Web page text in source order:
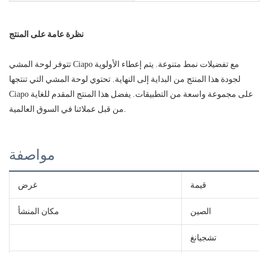
نظرة عامة على المنتج
تتوفر لوحة المشي Ciapo مع تفضيلات نمط متنوعة. يتم إعطاء الأولوية
لجودة هذا المنتج من البداية إلى النهاية. تحتوي لوحة المشي التي تنتجها
Ciapo على مجموعة واسعة من التطبيقات. يفضل هذا المنتج المقدم للغاية
مواصفة
غرض قيمة
مكان المنشأ الصين
تشجيانغ